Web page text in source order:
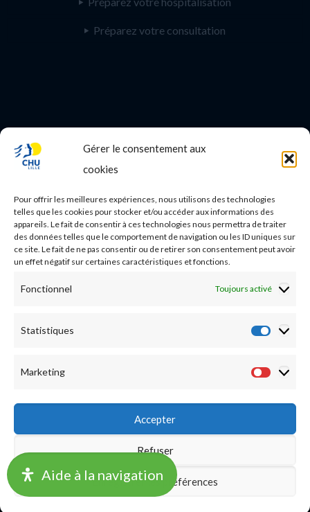
Gérer le consentement aux
cookies
Pour offrir les meilleures expériences, nous utilisons des technologies
telles que les cookies pour stocker et/ou accéder aux informations des
appareils. Le fait de consentir à ces technologies nous permettra de traiter
des données telles que le comportement de navigation ou les ID uniques sur
ce site. Le fait de ne pas consentir ou de retirer son consentement peut avoir
un effet négatif sur certaines caractéristiques et fonctions.
Fonctionnel Toujours activé
Statistiques
Marketing
Accepter
Refuser
Enregistrer les préférences
Préparez votre consultation
PROFESSIONNEL DE SANTE
Nos essais cliniques
Ecoles paramédicales
Mentions légales
Financière|Délégations de signature
Aide à la navigation